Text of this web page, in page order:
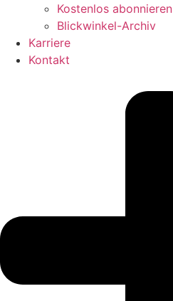
Kostenlos abonnieren
Blickwinkel-Archiv
Karriere
Kontakt